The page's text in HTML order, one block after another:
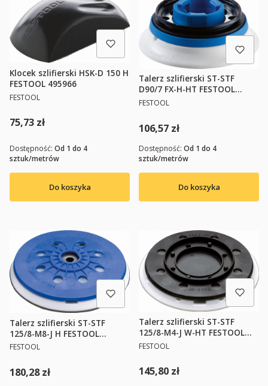
Klocek szlifierski HSK-D 150 H
FESTOOL 495966
PRODUCENT
FESTOOL
Cena
75,73 zł
Do koszyka
Dostępność: Od 1 do 4
sztuk/metrów
Talerz szlifierski ST-STF
D90/7 FX-H-HT FESTOOL
495623
PRODUCENT
FESTOOL
Cena
106,57 zł
Do koszyka
Dostępność: Od 1 do 4
sztuk/metrów
Talerz szlifierski ST-STF
125/8-M8-J H FESTOOL
492284
PRODUCENT
FESTOOL
Cena
180,28 zł
Talerz szlifierski ST-STF
125/8-M4-J W-HT FESTOOL
492280
PRODUCENT
FESTOOL
Cena
145,80 zł